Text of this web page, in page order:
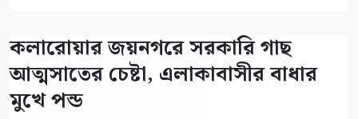
কলারোয়ার জয়নগরে সরকারি গাছ
আত্মসাতের চেষ্টা, এলাকাবাসীর বাধার
মুখে পন্ড